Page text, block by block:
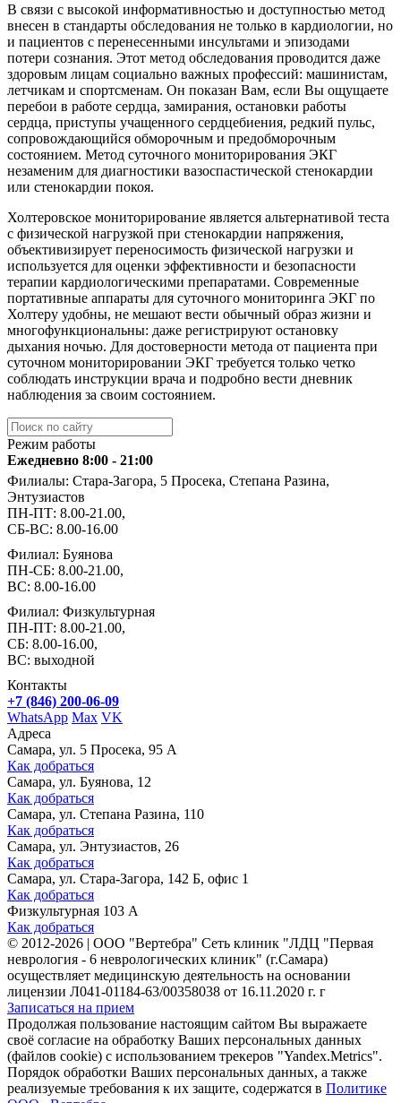
В связи с высокой информативностью и доступностью метод
внесен в стандарты обследования не только в кардиологии, но
и пациентов с перенесенными инсультами и эпизодами
потери сознания. Этот метод обследования проводится даже
здоровым лицам социально важных профессий: машинистам,
летчикам и спортсменам. Он показан Вам, если Вы ощущаете
перебои в работе сердца, замирания, остановки работы
сердца, приступы учащенного сердцебиения, редкий пульс,
сопровождающийся обморочным и предобморочным
состоянием. Метод суточного мониторирования ЭКГ
незаменим для диагностики вазоспастической стенокардии
или стенокардии покоя.
Холтеровское мониторирование является альтернативой теста
с физической нагрузкой при стенокардии напряжения,
объективизирует переносимость физической нагрузки и
используется для оценки эффективности и безопасности
терапии кардиологическими препаратами. Современные
портативные аппараты для суточного мониторинга ЭКГ по
Холтеру удобны, не мешают вести обычный образ жизни и
многофункциональны: даже регистрируют остановку
дыхания ночью. Для достоверности метода от пациента при
суточном мониторировании ЭКГ требуется только четко
соблюдать инструкции врача и подробно вести дневник
наблюдения за своим состоянием.
Режим работы
Ежедневно 8:00 - 21:00
Филиалы: Стара-Загора, 5 Просека, Степана Разина,
Энтузиастов
ПН-ПТ: 8.00-21.00,
СБ-ВС: 8.00-16.00
Филиал: Буянова
ПН-СБ: 8.00-21.00,
ВС: 8.00-16.00
Филиал: Физкультурная
ПН-ПТ: 8.00-21.00,
СБ: 8.00-16.00,
ВС: выходной
Контакты
+7 (846) 200-06-09
WhatsApp Max VK
Адреса
Самара, ул. 5 Просека, 95 А
Как добраться
Самара, ул. Буянова, 12
Как добраться
Самара, ул. Степана Разина, 110
Как добраться
Самара, ул. Энтузиастов, 26
Как добраться
Самара, ул. Стара-Загора, 142 Б, офис 1
Как добраться
Физкультурная 103 А
Как добраться
© 2012-2026 | ООО "Вертебра" Сеть клиник "ЛДЦ "Первая
неврология - 6 неврологических клиник" (г.Самара)
осуществляет медицинскую деятельность на основании
лицензии Л041-01184-63/00358038 от 16.11.2020 г. г
Записаться на прием
Продолжая пользование настоящим сайтом Вы выражаете
своё согласие на обработку Ваших персональных данных
(файлов cookie) с использованием трекеров "Yandex.Metrics".
Порядок обработки Ваших персональных данных, а также
реализуемые требования к их защите, содержатся в Политике